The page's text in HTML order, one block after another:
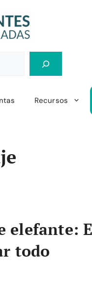
Recursos
elefante:
todo